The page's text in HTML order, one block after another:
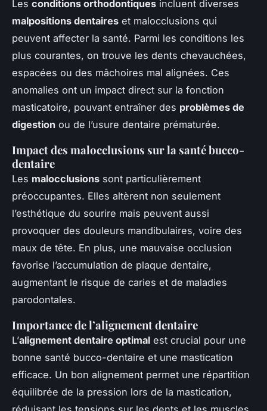
Les conditions orthodontiques incluent diverses
malpositions dentaires et malocclusions qui
peuvent affecter la santé. Parmi les conditions les
plus courantes, on trouve les dents chevauchées,
espacées ou des mâchoires mal alignées. Ces
anomalies ont un impact direct sur la fonction
masticatoire, pouvant entraîner des problèmes de
digestion ou de l’usure dentaire prématurée.
Impact des malocclusions sur la santé bucco-
dentaire
Les malocclusions sont particulièrement
préoccupantes. Elles altèrent non seulement
l’esthétique du sourire mais peuvent aussi
provoquer des douleurs mandibulaires, voire des
maux de tête. En plus, une mauvaise occlusion
favorise l’accumulation de plaque dentaire,
augmentant le risque de caries et de maladies
parodontales.
Importance de l’alignement dentaire
L’alignement dentaire optimal est crucial pour une
bonne santé bucco-dentaire et une mastication
efficace. Un bon alignement permet une répartition
équilibrée de la pression lors de la mastication,